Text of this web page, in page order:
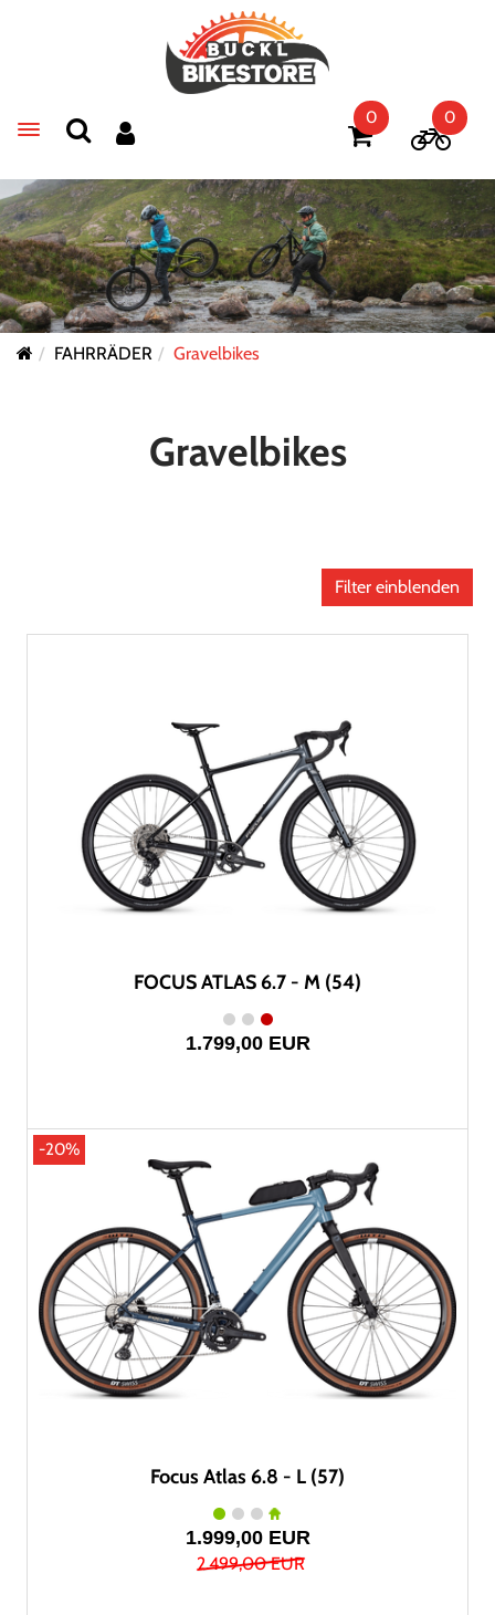
Toggle navigation
0 0
FAHRRÄDER Gravelbikes
Gravelbikes
Filter einblenden
FOCUS ATLAS 6.7 - M (54)
1.799,00 EUR
-20%
Focus Atlas 6.8 - L (57)
1.999,00 EUR
2.499,00 EUR